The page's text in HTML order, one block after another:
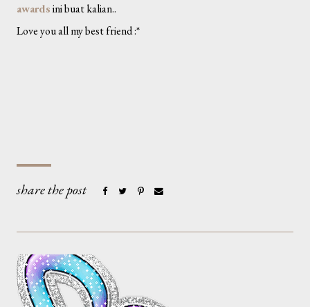
awardsini buat kalian..
Love you all my best friend :*